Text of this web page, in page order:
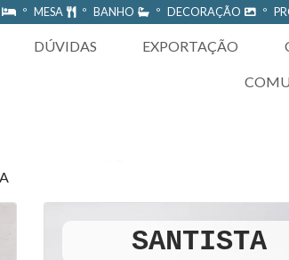
º MESA º BANHO º DECORAÇÃO º
DÚVIDAS EXPORTAÇÃO
SANTISTA